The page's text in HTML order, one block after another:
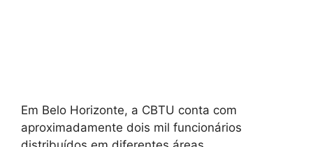
Em Belo Horizonte, a CBTU conta com
aproximadamente dois mil funcionários